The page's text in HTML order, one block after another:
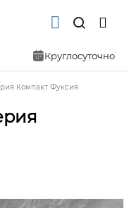
Круглосуточно
Компакт Фуксия